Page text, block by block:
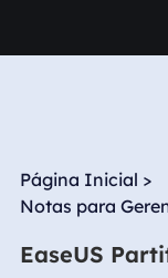
Página Inicial >
Notas para
EaseUS